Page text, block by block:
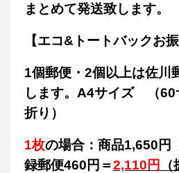
まとめて発送致します。
【エコ&トートバックお
1個郵便・2個以上は佐川
します。A4サイズ （60
折り）
1枚の場合：商品1,650円
録郵便460円＝2,110円